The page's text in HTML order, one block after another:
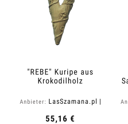
"REBE" Kuripe aus
Krokodilholz
Anbieter: LasSzamana.pl |
55,16 €